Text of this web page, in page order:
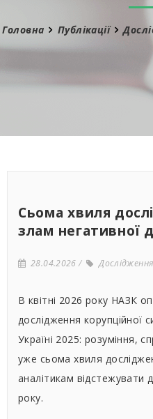
Головна Публікації
Сьома хвиля
злам негативної
28.04.2026
В квітні 2026 року НАЗК
дослідження корупційної
Україні 2025: розуміння,
уже сьома хвиля
аналітикам відстежувати
року.